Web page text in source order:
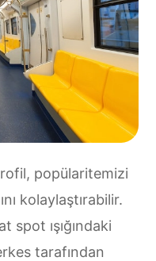
popülaritemizi
kolaylaştırabilir.
spot ışığındaki
tarafından